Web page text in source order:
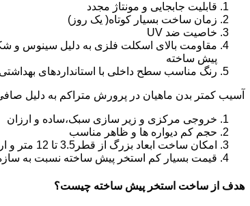
قابلیت جابجایی و مونتاژ مجدد
زمان ساخت بسیار کوتاه( یک روز)
خاصیت ضد UV
مقاومت بالای اسکلت فلزی به دلیل سینوس و
پیش ساخته
رنگ مناسب سطح داخلی با استانداردهای
آسیب کمتر بدن ماهیان در پرورش متراکم به دلیل
خروجی مرکزی و زیر سازی سبک،ساده و ارزان
حجم کم دیواره ها و ظاهر مناسب
امکان ساخت ابعاد بزرگ از قطر3.5 تا 12 متر و ارتفاع 1.2 تا 2.2 متر
قیمت بسیار کم استخر پیش ساخته نسبت به
هدف از ساخت استخر پیش ساخته چیست؟